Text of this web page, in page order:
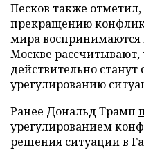
Песков также
прекращению
мира
Москве
действительно
урегулированию
Ранее Дональд Трамп
урегулированием
решения ситуации в